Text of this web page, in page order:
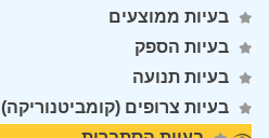
בעיות ממוצעים
בעיות הספק
בעיות תנועה
בעיות צרופים (קומביטנוריקה)